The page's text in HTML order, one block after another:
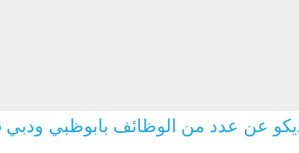
عن عدد من الوظائف بابوظبي ودبي 2026